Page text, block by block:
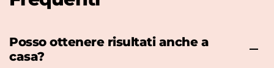
Posso ottenere risultati anche a
casa?